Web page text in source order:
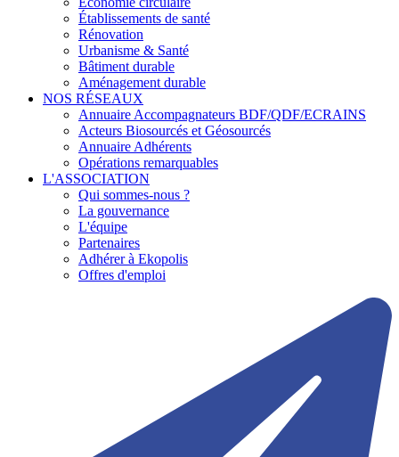
Établissements de santé
Rénovation
Urbanisme & Santé
Bâtiment durable
Aménagement durable
NOS RÉSEAUX
Annuaire Accompagnateurs BDF/QDF/ECRAINS
Acteurs Biosourcés et Géosourcés
Annuaire Adhérents
Opérations remarquables
L'ASSOCIATION
Qui sommes-nous ?
La gouvernance
L'équipe
Partenaires
Adhérer à Ekopolis
Offres d'emploi